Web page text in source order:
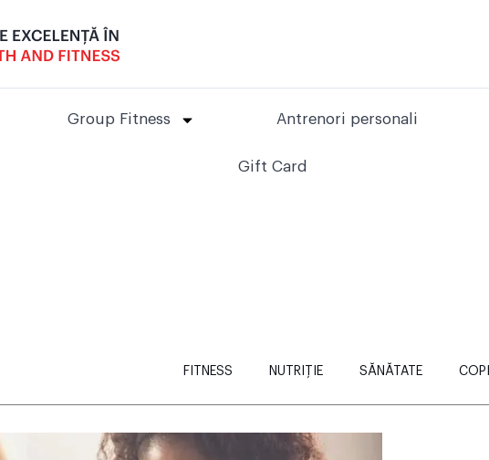
Group Fitness Antrenori personali
Gift Card
FITNESS NUTRIȚIE SĂNĂTATE COPII